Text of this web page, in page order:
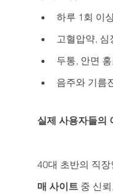
하루 1회 이
고혈압약,
두통, 안면
음주와 기름
실제 사용자들의
40대 초반의 직
매 사이트 중 신